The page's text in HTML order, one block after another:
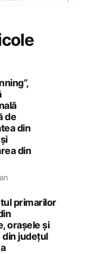
de
din
din
primarilor
orașele și
județul